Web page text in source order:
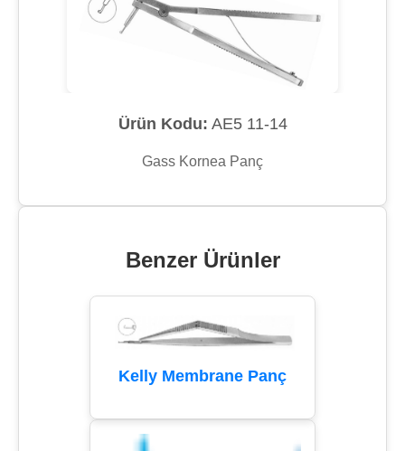
Ürün Kodu: AE5 11-14
Gass Kornea Panç
Benzer Ürünler
Kelly Membrane Panç